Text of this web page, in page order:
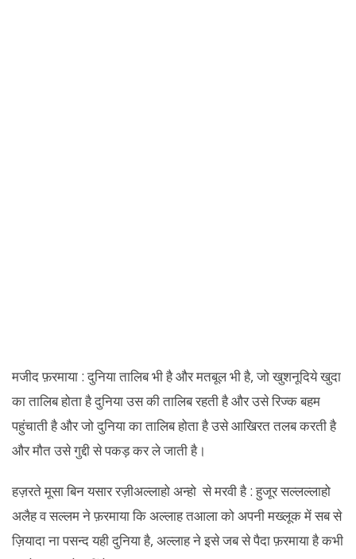
मजीद फ़रमाया : दुनिया तालिब भी है और मतबूल भी है, जो खुशनूदिये खुदा
का तालिब होता है दुनिया उस की तालिब रहती है और उसे रिज्क बहम
पहुंचाती है और जो दुनिया का तालिब होता है उसे आखिरत तलब करती है
और मौत उसे गुद्दी से पकड़ कर ले जाती है।
हज़रते मूसा बिन यसार रज़ीअल्लाहो अन्हो से मरवी है : हुजूर सल्लल्लाहो
अलैह व सल्लम ने फ़रमाया कि अल्लाह तआला को अपनी मख्लूक में सब से
ज़ियादा ना पसन्द यही दुनिया है, अल्लाह ने इसे जब से पैदा फ़रमाया है कभी